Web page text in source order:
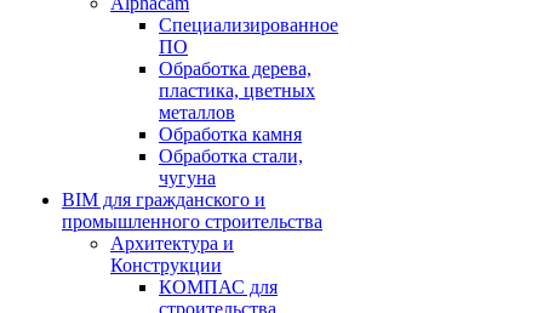
Специализированное
ПО
Обработка дерева,
пластика, цветных
металлов
Обработка камня
Обработка стали,
чугуна
BIM для гражданского и
промышленного строительства
Архитектура и
Конструкции
КОМПАС для
строительства